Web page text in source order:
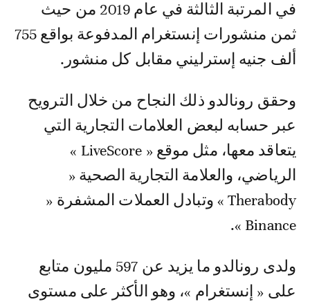
في المرتبة الثالثة في عام 2019 من حيث
ثمن منشورات إنستغرام المدفوعة بواقع 755
ألف جنيه إسترليني مقابل كل منشور.
وحقق رونالدو ذلك النجاح من خلال الترويح
عبر حسابه لبعض العلامات التجارية التي
يتعاقد معها، مثل موقع « LiveScore »
الرياضي، والعلامة التجارية الصحية «
Therabody » وتبادل العملات المشفرة «
Binance ».
ولدى رونالدو ما يزيد عن 597 مليون متابع
على « إنستغرام »، وهو الأكثر على مستوى